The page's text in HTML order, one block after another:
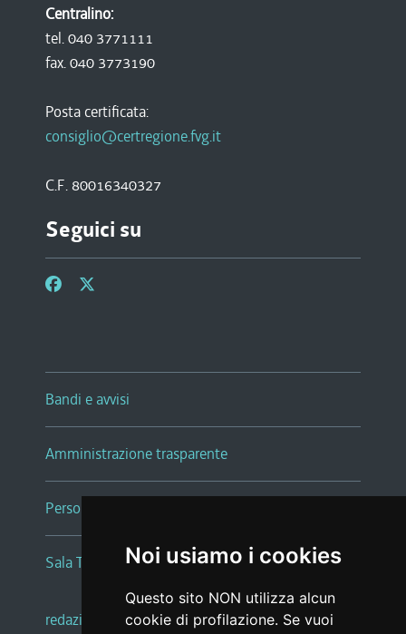
Noi usiamo i cookies
Questo sito NON utilizza alcun
cookie di profilazione. Se vuoi
Centralino:
tel. 040 3771111
fax. 040 3773190
Posta certificata:
consiglio@certregione.fvg.it
C.F. 80016340327
Seguici su
Bandi e avvisi
Amministrazione trasparente
Persone e Uffici
Sala Tiziano Tessitori
redazione web |note legali |glossario